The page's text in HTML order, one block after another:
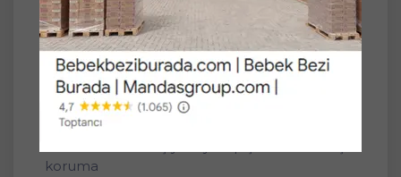
Molfix Bebek Bezi Beden:4 (7-14Kg) Maxi 600
Adet Ekstra Ultra Fırsat Pk
• Esnek yan bantlar ile rahat hareket imkanı
• Sızdırmaz bariyerler sayesinde kuru ve
huzurlu bir gün
koruma